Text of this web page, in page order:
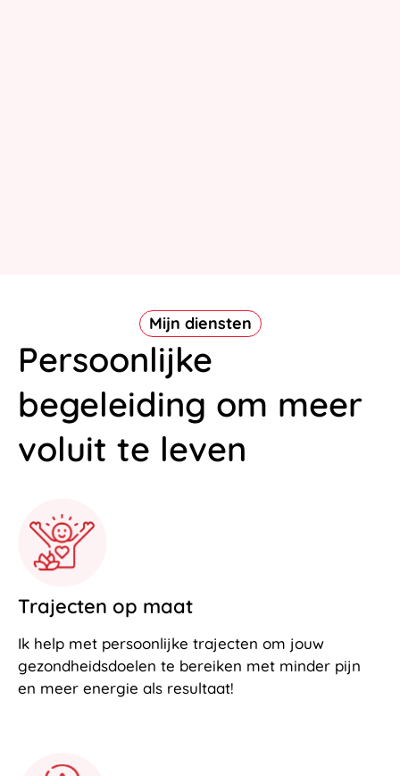
Mijn diensten
Persoonlijke
begeleiding om meer
voluit te leven
Trajecten op maat
Ik help met persoonlijke trajecten om jouw
gezondheidsdoelen te bereiken met minder pijn
en meer energie als resultaat!